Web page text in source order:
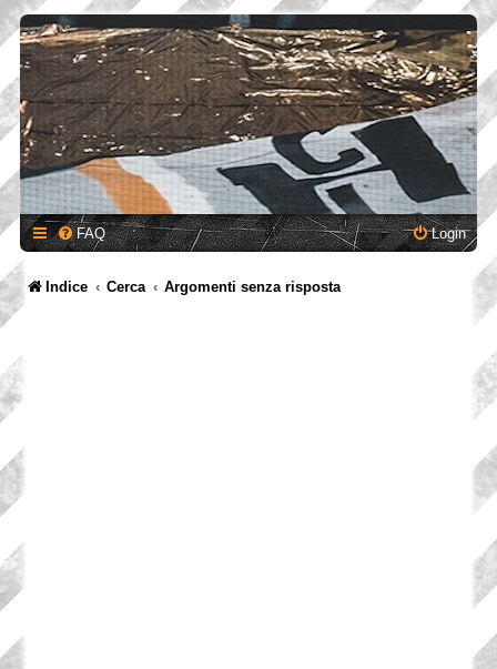
FAQ Login
Indice Cerca Argomenti senza risposta